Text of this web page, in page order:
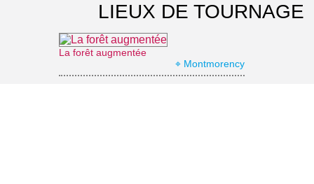
LIEUX DE TOURNAGE
La forêt augmentée
⌖ Montmorency